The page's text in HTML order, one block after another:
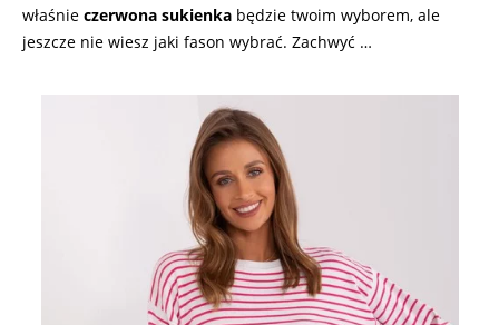
właśnie czerwona sukienka będzie twoim wyborem, ale
jeszcze nie wiesz jaki fason wybrać. Zachwyć …